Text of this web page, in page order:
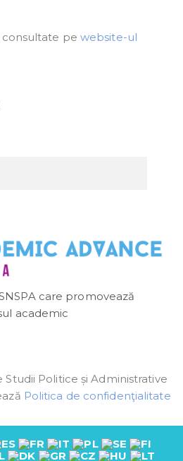
pe website-ul
care promovează
academic
Politice și Administrative
Politica de confidenţialitate